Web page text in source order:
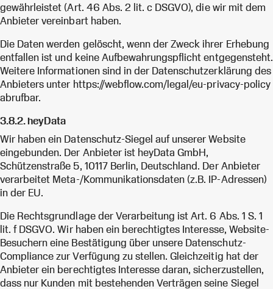
gewährleistet (Art. 46 Abs. 2 lit. c DSGVO), die wir mit dem
Anbieter vereinbart haben.
Die Daten werden gelöscht, wenn der Zweck ihrer Erhebung
entfallen ist und keine Aufbewahrungspflicht entgegensteht.
Weitere Informationen sind in der Datenschutzerklärung des
Anbieters unter https://webflow.com/legal/eu-privacy-policy
abrufbar.
3.8.2. heyData
Wir haben ein Datenschutz-Siegel auf unserer Website
eingebunden. Der Anbieter ist heyData GmbH,
Schützenstraße 5, 10117 Berlin, Deutschland. Der Anbieter
verarbeitet Meta-/Kommunikationsdaten (z.B. IP-Adressen)
in der EU.
Die Rechtsgrundlage der Verarbeitung ist Art. 6 Abs. 1 S. 1
lit. f DSGVO. Wir haben ein berechtigtes Interesse, Website-
Besuchern eine Bestätigung über unsere Datenschutz-
Compliance zur Verfügung zu stellen. Gleichzeitig hat der
Anbieter ein berechtigtes Interesse daran, sicherzustellen,
dass nur Kunden mit bestehenden Verträgen seine Siegel